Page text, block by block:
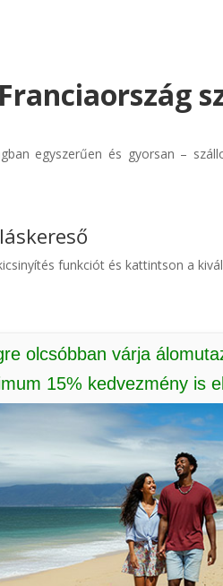
egyszerűen és gyorsan –
funkciót és kattintson a
olcsóbban várja
15% kedvezmény is